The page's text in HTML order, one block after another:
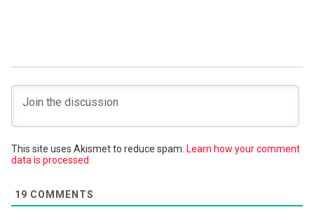
This site uses Akismet to reduce spam. Learn how your comment
data is processed.
19 COMMENTS